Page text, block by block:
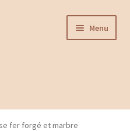
Menu
fer forgé et marbre